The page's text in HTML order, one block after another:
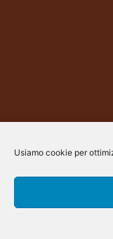
Usiamo cookie per